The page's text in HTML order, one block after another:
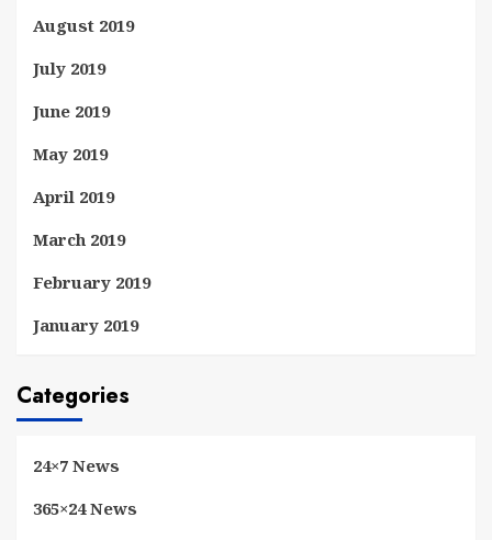
August 2019
July 2019
June 2019
May 2019
April 2019
March 2019
February 2019
January 2019
Categories
24×7 News
365×24 News